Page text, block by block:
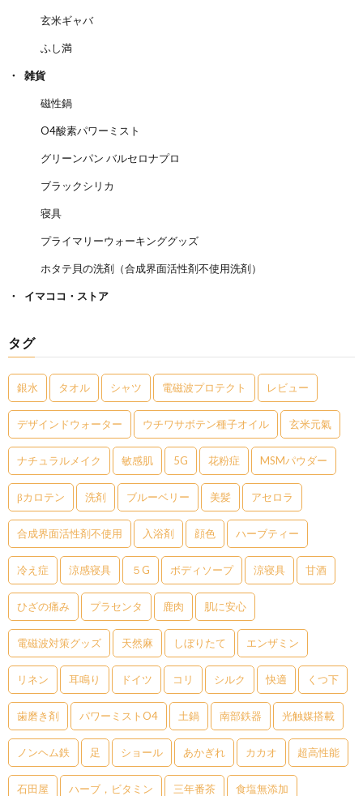
玄米ギャバ
ふし満
雑貨
磁性鍋
O4酸素パワーミスト
グリーンパン バルセロナプロ
ブラックシリカ
寝具
プライマリーウォーキンググッズ
ホタテ貝の洗剤（合成界面活性剤不使用洗剤）
イマココ・ストア
タグ
銀水 タオル シャツ 電磁波プロテクト レビュー
デザインドウォーター ウチワサボテン種子オイル 玄米元氣
ナチュラルメイク 敏感肌 5G 花粉症 MSMパウダー
βカロテン 洗剤 ブルーベリー 美髪 アセロラ
合成界面活性剤不使用 入浴剤 顔色 ハーブティー
冷え症 涼感寝具 ５G ボディソープ 涼寝具 甘酒
ひざの痛み プラセンタ 鹿肉 肌に安心
電磁波対策グッズ 天然麻 しぼりたて エンザミン
リネン 耳鳴り ドイツ コリ シルク 快適 くつ下
歯磨き剤 パワーミストO4 土鍋 南部鉄器 光触媒搭載
ノンヘム鉄 足 ショール あかぎれ カカオ 超高性能
石田屋 ハーブ，ビタミン 三年番茶 食塩無添加